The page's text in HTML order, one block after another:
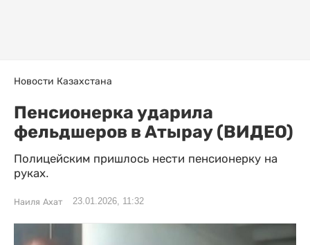
Новости Казахстана
Пенсионерка ударила
фельдшеров в Атырау (ВИДЕО)
Полицейским пришлось нести пенсионерку на
руках.
Наиля Ахат 23.01.2026, 11:32